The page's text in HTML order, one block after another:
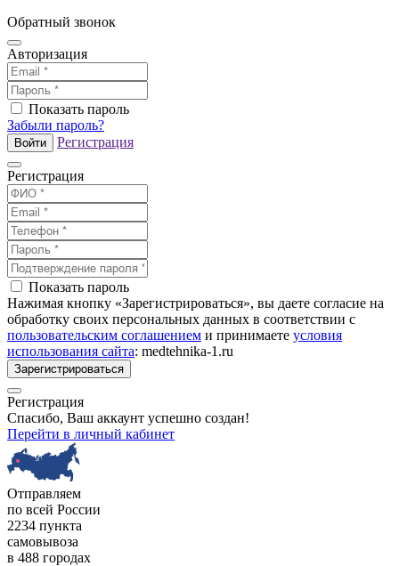
Обратный звонок
Авторизация
Показать пароль
Забыли пароль?
Войти Регистрация
Регистрация
Показать пароль
Нажимая кнопку «Зарегистрироваться», вы даете согласие на
обработку своих персональных данных в соответствии с
пользовательским соглашением и принимаете условия
использования сайта: medtehnika-1.ru
Зарегистрироваться
Регистрация
Спасибо, Ваш аккаунт успешно создан!
Перейти в личный кабинет
Отправляем
по всей России
2234 пункта
самовывоза
в 488 городах